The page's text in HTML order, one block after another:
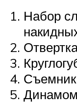
Набор